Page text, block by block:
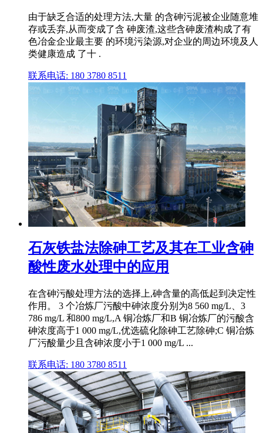
由于缺乏合适的处理方法,大量 的含砷污泥被企业随意堆
存或丢弃,从而变成了含 砷废渣,这些含砷废渣构成了有
色冶金企业最主要 的环境污染源,对企业的周边环境及人
类健康造成 了十 .
联系电话: 180 3780 8511
石灰铁盐法除砷工艺及其在工业含砷
酸性废水处理中的应用
在含砷污酸处理方法的选择上,砷含量的高低起到决定性
作用。 3 个冶炼厂污酸中砷浓度分别为8 560 mg/L、3
786 mg/L 和800 mg/L,A 铜冶炼厂和B 铜冶炼厂的污酸含
砷浓度高于1 000 mg/L,优选硫化除砷工艺除砷;C 铜冶炼
厂污酸量少且含砷浓度小于1 000 mg/L ...
联系电话: 180 3780 8511